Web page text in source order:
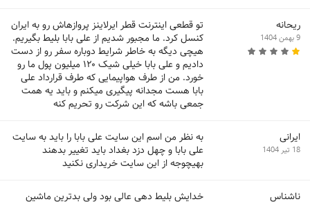
ریحانه
9 بهمن 1404
تو قطعی اینترنت قطر ایرلاینز پروازهاش رو به ایران
کنسل کرد. ما مجبور شدیم از علی بابا بلیط بگیریم.
هیچی دیگه به خاطر شرایط دوباره سفر رو از دست
دادیم و علی بابا خیلی شیک ۱۲۰ میلیون پول ما رو
خورد. من از طرف هواپیمایی که طرف قرارداد علی
بابا هست مجدانه پیگیری میکنم و باید یه همت
جمعی باشه که این شرکت رو تحریم کنه
ایرانی
18 تیر 1404
به نظر من اسم این سایت علی بابا را باید به سایت
علی بابا و چهل دزد بغداد باید تغییر بدهند
بهیچوجه از این سایت خریداری نکنید
ناشناس
خدایش بلیط دهی عالی بود ولی بدترین ماشین